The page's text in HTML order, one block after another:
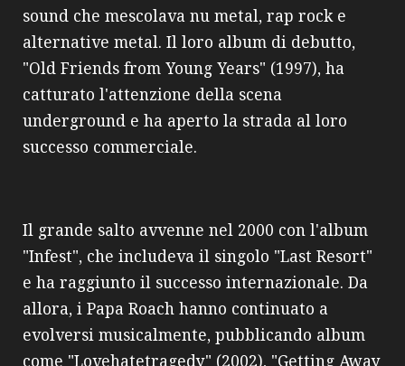
sound che mescolava nu metal, rap rock e
alternative metal. Il loro album di debutto,
"Old Friends from Young Years" (1997), ha
catturato l'attenzione della scena
underground e ha aperto la strada al loro
successo commerciale.
Il grande salto avvenne nel 2000 con l'album
"Infest", che includeva il singolo "Last Resort"
e ha raggiunto il successo internazionale. Da
allora, i Papa Roach hanno continuato a
evolversi musicalmente, pubblicando album
come "Lovehatetragedy" (2002), "Getting Away